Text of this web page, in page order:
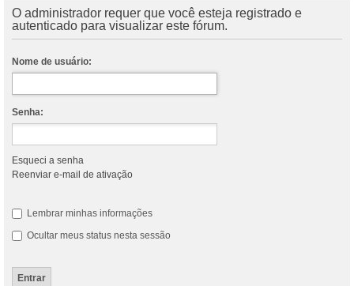
O administrador requer que você esteja registrado e
autenticado para visualizar este fórum.
Nome de usuário:
Senha:
Esqueci a senha
Reenviar e-mail de ativação
Lembrar minhas informações
Ocultar meus status nesta sessão